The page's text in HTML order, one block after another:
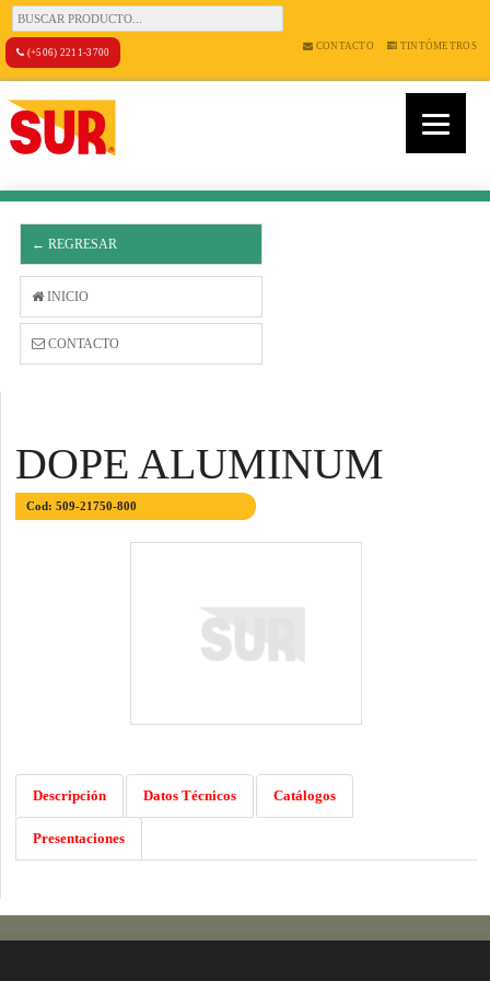
(+506) 2211-3700
CONTACTO TINTÓMETROS
← REGRESAR
INICIO
CONTACTO
DOPE ALUMINUM
Cod: 509-21750-800
Descripción Datos Técnicos Catálogos
Presentaciones